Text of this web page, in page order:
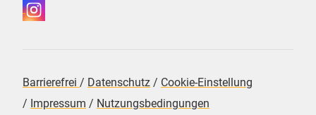
Barrierefrei / Datenschutz / Cookie-Einstellung
/ Impressum / Nutzungsbedingungen